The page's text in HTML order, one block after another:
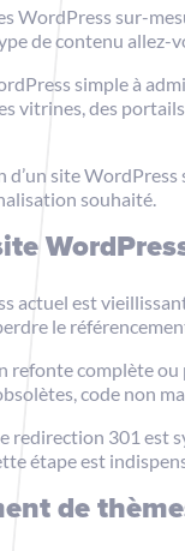
WordPress sur-
de contenu allez-
simple à
vitrines, des
d’un site
souhaité.
actuel est
le
refonte complète
code non
redirection 301 est
étape est
de